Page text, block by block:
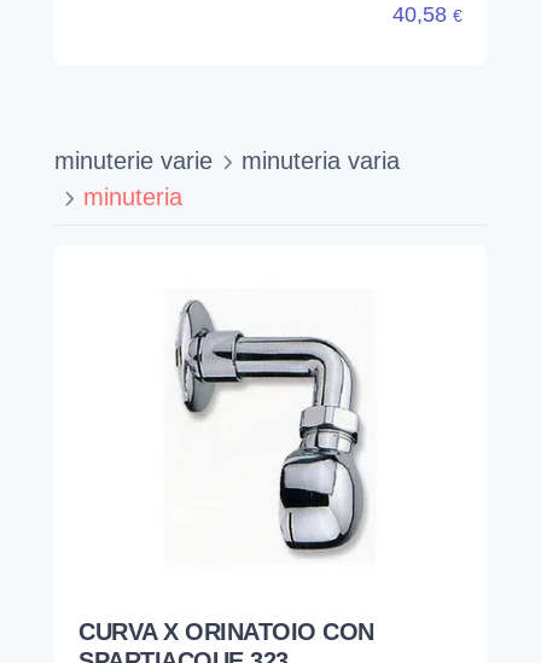
40,58 €
minuterie varie
minuteria varia
minuteria
CURVA X ORINATOIO CON